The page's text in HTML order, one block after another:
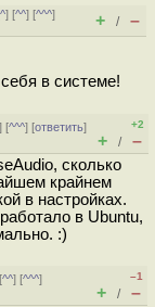
^] [^^] [^^^]
+ / –
в системе!
] [^^^] [ответить]
+2
+ / –
сколько
крайнем
в настройках.
в Ubuntu,
:)
^^] [^^^]
–1
+ / –